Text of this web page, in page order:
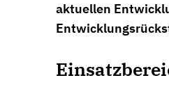
aktuellen